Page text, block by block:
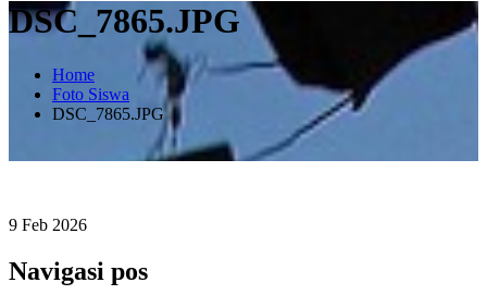
DSC_7865.JPG
Home
Foto Siswa
DSC_7865.JPG
9 Feb 2026
Navigasi pos